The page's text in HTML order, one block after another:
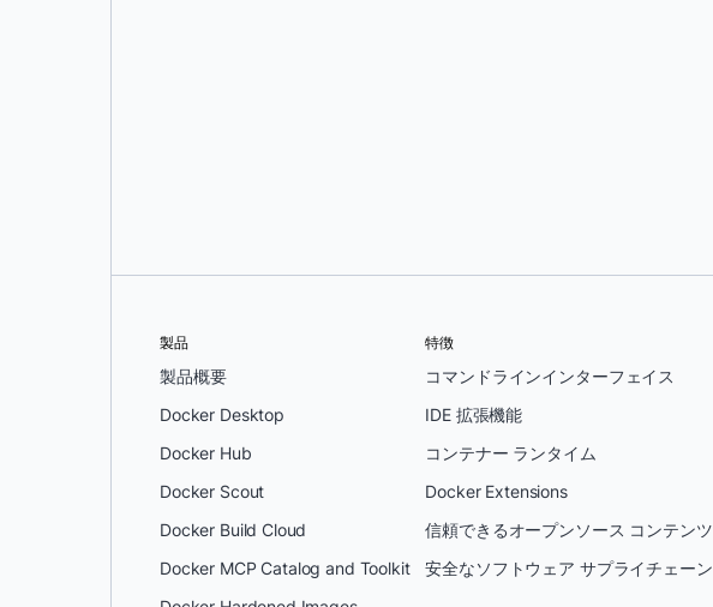
製品
製品概要
Docker Desktop
Docker Hub
Docker Scout
Docker Build Cloud
Docker MCP Catalog and Toolkit
特徴
コマンドラインインターフェイス
IDE 拡張機能
コンテナー ランタイム
Docker Extensions
信頼できるオープンソース コンテンツ
安全なソフトウェア サプライチェーン